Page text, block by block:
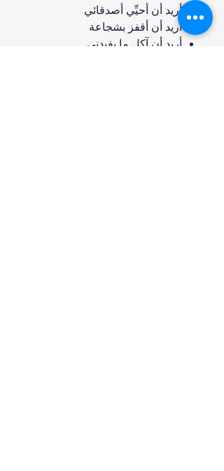
أريد أن أحيِّي أصدقائي
أريد أن أقفز بشجاعة
أريد أن آكل ما يفيدني